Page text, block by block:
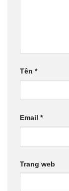
Tên *
Email *
Trang web